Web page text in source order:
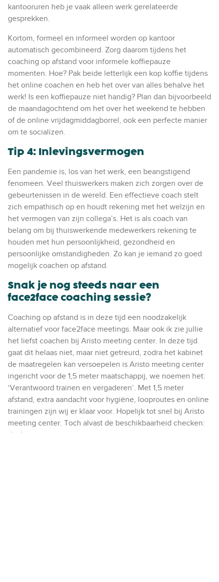
kantooruren heb je vaak alleen werk gerelateerde
gesprekken.
Kortom, formeel en informeel worden op kantoor
automatisch gecombineerd. Zorg daarom tijdens het
coaching op afstand voor informele koffiepauze
momenten. Hoe? Pak beide letterlijk een kop koffie tijdens
het online coachen en heb het over van alles behalve het
werk! Is een koffiepauze niet handig? Plan dan bijvoorbeeld
de maandagochtend om het over het weekend te hebben
of de online vrijdagmiddagborrel, ook een perfecte manier
om te socializen.
Tip 4: Inlevingsvermogen
Een pandemie is, los van het werk, een beangstigend
fenomeen. Veel thuiswerkers maken zich zorgen over de
gebeurtenissen in de wereld. Een effectieve coach stelt
zich empathisch op en houdt rekening met het welzijn en
het vermogen van zijn collega’s. Het is als coach van
belang om bij thuiswerkende medewerkers rekening te
houden met hun persoonlijkheid, gezondheid en
persoonlijke omstandigheden. Zo kan je iemand zo goed
mogelijk coachen op afstand.
Snak je nog steeds naar een
face2face coaching sessie?
Coaching op afstand is in deze tijd een noodzakelijk
alternatief voor face2face meetings. Maar ook ik zie jullie
het liefst coachen bij Aristo meeting center. In deze tijd
gaat dit helaas niet, maar niet getreurd, zodra het kabinet
de maatregelen kan versoepelen is Aristo meeting center
ingericht voor de 1,5 meter maatschappij, we noemen het:
‘Verantwoord trainen en vergaderen’. Met 1,5 meter
afstand, extra aandacht voor hygiëne, looproutes en online
trainingen zijn wij er klaar voor. Hopelijk tot snel bij Aristo
meeting center. Toch alvast de beschikbaarheid checken:
dat kan.